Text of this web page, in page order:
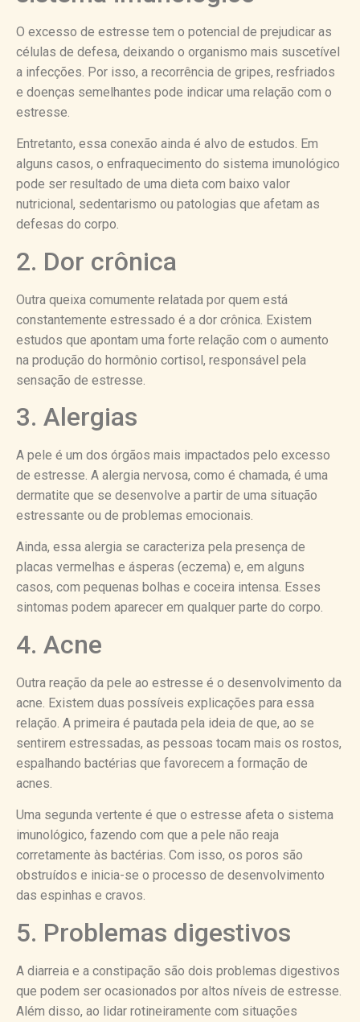
O excesso de estresse tem o potencial de prejudicar as
células de defesa, deixando o organismo mais suscetível
a infecções. Por isso, a recorrência de gripes, resfriados
e doenças semelhantes pode indicar uma relação com o
estresse.
Entretanto, essa conexão ainda é alvo de estudos. Em
alguns casos, o enfraquecimento do sistema imunológico
pode ser resultado de uma dieta com baixo valor
nutricional, sedentarismo ou patologias que afetam as
defesas do corpo.
2. Dor crônica
Outra queixa comumente relatada por quem está
constantemente estressado é a dor crônica. Existem
estudos que apontam uma forte relação com o aumento
na produção do hormônio cortisol, responsável pela
sensação de estresse.
3. Alergias
A pele é um dos órgãos mais impactados pelo excesso
de estresse. A alergia nervosa, como é chamada, é uma
dermatite que se desenvolve a partir de uma situação
estressante ou de problemas emocionais.
Ainda, essa alergia se caracteriza pela presença de
placas vermelhas e ásperas (eczema) e, em alguns
casos, com pequenas bolhas e coceira intensa. Esses
sintomas podem aparecer em qualquer parte do corpo.
4. Acne
Outra reação da pele ao estresse é o desenvolvimento da
acne. Existem duas possíveis explicações para essa
relação. A primeira é pautada pela ideia de que, ao se
sentirem estressadas, as pessoas tocam mais os rostos,
espalhando bactérias que favorecem a formação de
acnes.
Uma segunda vertente é que o estresse afeta o sistema
imunológico, fazendo com que a pele não reaja
corretamente às bactérias. Com isso, os poros são
obstruídos e inicia-se o processo de desenvolvimento
das espinhas e cravos.
5. Problemas digestivos
A diarreia e a constipação são dois problemas digestivos
que podem ser ocasionados por altos níveis de estresse.
Além disso, ao lidar rotineiramente com situações